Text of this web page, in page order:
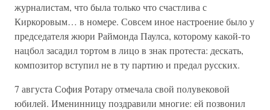
журналистам, что была только что счастлива с
Киркоровым… в номере. Совсем иное настроение было у
председателя жюри Раймонда Паулса, которому какой-то
нацбол засадил тортом в лицо в знак протеста: дескать,
композитор вступил не в ту партию и предал русских.
7 августа София Ротару отмечала свой полувековой
юбилей. Именинницу поздравили многие: ей позвонил